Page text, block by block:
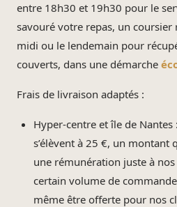
entre 18h30 et 19h30 pour le
savouré votre repas, un coursier
midi ou le lendemain pour
couverts, dans une démarche
Frais de livraison adaptés :
Hyper-centre et île de
s’élèvent à 25 €, un
une rémunération juste à
certain volume de
même être offerte pour nos